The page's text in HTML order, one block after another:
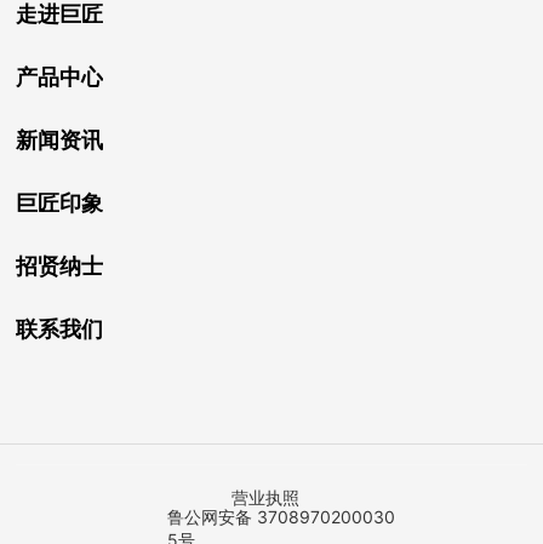
走进巨匠
产品中心
新闻资讯
巨匠印象
招贤纳士
联系我们
营业执照
鲁公网安备 3708970200030